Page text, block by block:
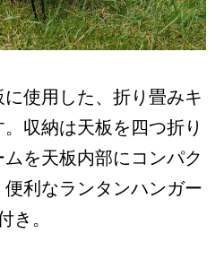
使用した、折り畳みキ
収納は天板を四つ折り
を天板内部にコンパク
便利なランタンハンガー
き。